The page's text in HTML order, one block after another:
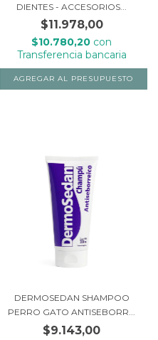
DIENTES - ACCESORIOS...
$11.978,00
$10.780,20 con
Transferencia bancaria
DERMOSEDAN SHAMPOO
PERRO GATO ANTISEBORR...
$9.143,00